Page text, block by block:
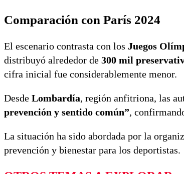
Comparación con París 2024
El escenario contrasta con los Juegos
distribuyó alrededor de 300 mil
cifra inicial fue considerablemente menor.
Desde Lombardía, región anfitriona, las
prevención y sentido común”,
La situación ha sido abordada por la
prevención y bienestar para los deportistas.